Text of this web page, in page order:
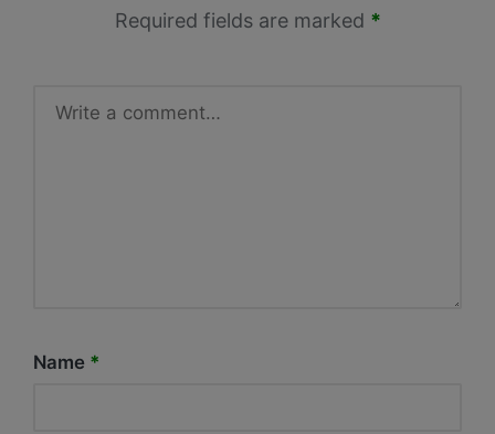
Required fields are marked *
Name *